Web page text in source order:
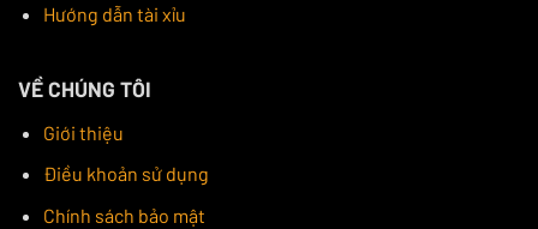
Hướng dẫn tài xỉu
VỀ CHÚNG TÔI
Giới thiệu
Điều khoản sử dụng
Chính sách bảo mật